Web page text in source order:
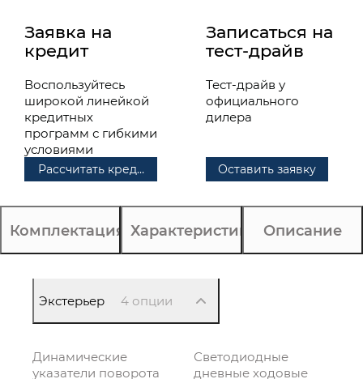
Заявка на
кредит
Воспользуйтесь
широкой линейкой
кредитных
программ с гибкими
условиями
Рассчитать кредит
Записаться на
тест-драйв
Тест-драйв у
официального
дилера
Оставить заявку
Комплектация Характеристики Описание
Экстерьер 4 опции
Динамические
указатели поворота
Светодиодные
дневные ходовые